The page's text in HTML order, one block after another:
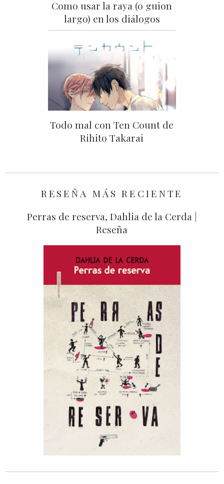
Como usar la raya (o guion
largo) en los diálogos
Todo mal con Ten Count de
Rihito Takarai
RESEÑA MÁS RECIENTE
Perras de reserva, Dahlia de la Cerda |
Reseña